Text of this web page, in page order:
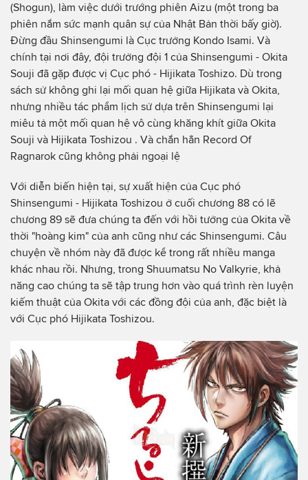
(Shogun), làm việc dưới trướng phiên Aizu (một trong ba
phiên nắm sức mạnh quân sự của Nhật Bản thời bấy giờ).
Đừng đầu Shinsengumi là Cục trưởng Kondo Isami. Và
chính tại nơi đây, đội trưởng đội 1 của Shinsengumi - Okita
Souji đã gặp được vị Cục phó - Hijikata Toshizo. Dù trong
sách sử không ghi lại mối quan hệ giữa Hijikata và Okita,
nhưng nhiều tác phẩm lịch sử dựa trên Shinsengumi lại
miêu tả một mối quan hệ vô cùng khăng khít giữa Okita
Souji và Hijikata Toshizou . Và chắn hẳn Record Of
Ragnarok cũng không phải ngoại lệ
Với diễn biến hiện tại, sự xuất hiện của Cục phó
Shinsengumi - Hijikata Toshizou ở cuối chương 88 có lẽ
chương 89 sẽ đưa chúng ta đến với hồi tưởng của Okita về
thời "hoàng kim" của anh cũng như các Shinsengumi. Câu
chuyện về nhóm này đã được kể trong rất nhiều manga
khác nhau rồi. Nhưng, trong Shuumatsu No Valkyrie, khả
năng cao chúng ta sẽ tập trung hơn vào quá trình rèn luyện
kiếm thuật của Okita với các đồng đội của anh, đặc biệt là
với Cục phó Hijikata Toshizou.